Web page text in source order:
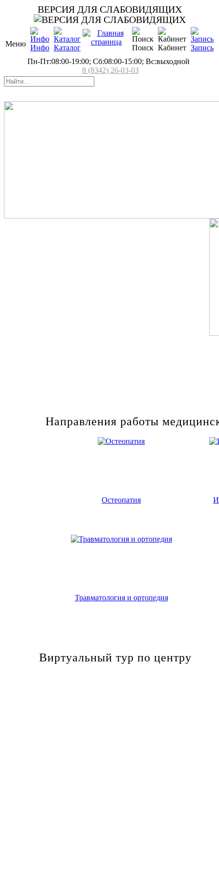
ВЕРСИЯ ДЛЯ СЛАБОВИДЯЩИХ
Меню Инфо Каталог Поиск Кабинет Запись
Пн-Пт:08:00-19:00; Сб:08:00-15:00; Вс:выходной
8 (8342) 26-03-03
Направления работы
Остеопатия
Травматология и ортопедия
Виртуальный тур по центру